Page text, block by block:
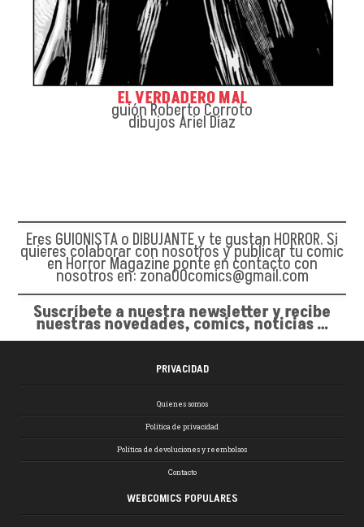
EL VERDADERO MAL
guión Roberto Corroto
dibujos Ariel Díaz
Eres GUIONISTA o DIBUJANTE y te gustan HORROR. Si
quieres colaborar con nosotros y publicar tu comic
en Horror Magazine ponte en contacto con
nosotros en: zona00comics@gmail.com
Suscríbete a nuestra newsletter y recibe
nuestras novedades, comics, noticias …
PRIVACIDAD
Quienes somos
Política de privacidad
Política de devoluciones y reembolsos
Contacto
WEBCOMICS POPULARES